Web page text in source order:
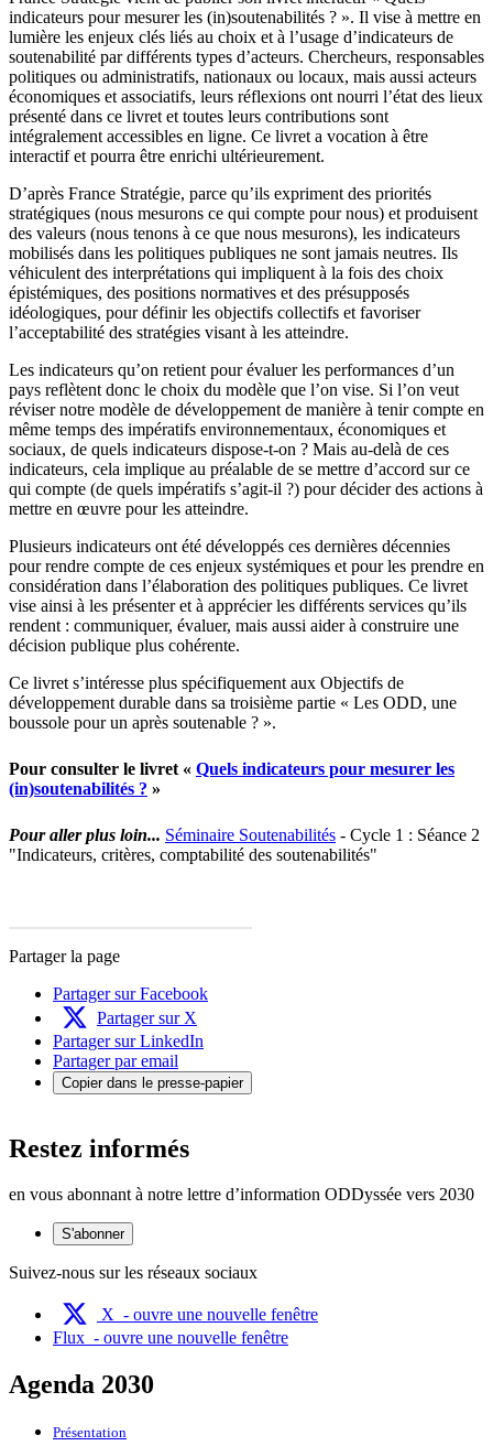
indicateurs pour mesurer les (in)soutenabilités ? ». Il vise à mettre en
lumière les enjeux clés liés au choix et à l’usage d’indicateurs de
soutenabilité par différents types d’acteurs. Chercheurs, responsables
politiques ou administratifs, nationaux ou locaux, mais aussi acteurs
économiques et associatifs, leurs réflexions ont nourri l’état des lieux
présenté dans ce livret et toutes leurs contributions sont
intégralement accessibles en ligne. Ce livret a vocation à être
interactif et pourra être enrichi ultérieurement.
D’après France Stratégie, parce qu’ils expriment des priorités
stratégiques (nous mesurons ce qui compte pour nous) et produisent
des valeurs (nous tenons à ce que nous mesurons), les indicateurs
mobilisés dans les politiques publiques ne sont jamais neutres. Ils
véhiculent des interprétations qui impliquent à la fois des choix
épistémiques, des positions normatives et des présupposés
idéologiques, pour définir les objectifs collectifs et favoriser
l’acceptabilité des stratégies visant à les atteindre.
Les indicateurs qu’on retient pour évaluer les performances d’un
pays reflètent donc le choix du modèle que l’on vise. Si l’on veut
réviser notre modèle de développement de manière à tenir compte en
même temps des impératifs environnementaux, économiques et
sociaux, de quels indicateurs dispose-t-on ? Mais au-delà de ces
indicateurs, cela implique au préalable de se mettre d’accord sur ce
qui compte (de quels impératifs s’agit-il ?) pour décider des actions à
mettre en œuvre pour les atteindre.
Plusieurs indicateurs ont été développés ces dernières décennies
pour rendre compte de ces enjeux systémiques et pour les prendre en
considération dans l’élaboration des politiques publiques. Ce livret
vise ainsi à les présenter et à apprécier les différents services qu’ils
rendent : communiquer, évaluer, mais aussi aider à construire une
décision publique plus cohérente.
Ce livret s’intéresse plus spécifiquement aux Objectifs de
développement durable dans sa troisième partie « Les ODD, une
boussole pour un après soutenable ? ».
Pour consulter le livret « Quels indicateurs pour mesurer les
(in)soutenabilités ? »
Pour aller plus loin... Séminaire Soutenabilités - Cycle 1 : Séance 2
"Indicateurs, critères, comptabilité des soutenabilités"
Partager la page
Partager sur Facebook
Partager sur X
Partager sur LinkedIn
Partager par email
Copier dans le presse-papier
Restez informés
en vous abonnant à notre lettre d’information ODDyssée vers 2030
S'abonner
Suivez-nous sur les réseaux sociaux
X - ouvre une nouvelle fenêtre
Flux - ouvre une nouvelle fenêtre
Agenda 2030
Présentation